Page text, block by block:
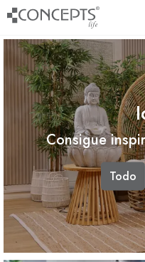
Consigue
Todo